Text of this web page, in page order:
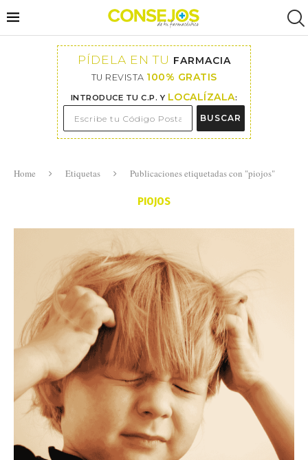
PÍDELA EN TU FARMACIA
TU REVISTA 100% GRATIS
INTRODUCE TU C.P. Y LOCALÍZALA:
BUSCAR
Home Etiquetas Publicaciones etiquetadas con "piojos"
PIOJOS